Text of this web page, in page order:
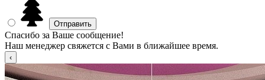
Спасибо за Ваше сообщение!
Наш менеджер свяжется с Вами в ближайшее время.